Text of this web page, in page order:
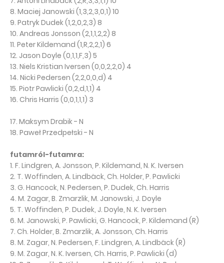
8. Maciej Janowski (1,3,2,3,0,1) 10
9. Patryk Dudek (1,2,0,2,3) 8
10. Andreas Jonsson (2,1,1,2,2) 8
11. Peter Kildemand (1,R,2,2,1) 6
12. Jason Doyle (0,1,1,F,3) 5
13. Niels Kristian Iversen (0,0,2,2,0) 4
14. Nicki Pedersen (2,2,0,0,d) 4
15. Piotr Pawlicki (0,2,d,1,1) 4
16. Chris Harris (0,0,1,1,1) 3
17. Maksym Drabik - N
18. Paweł Przedpełski - N
futamról-futamra:
1. F. Lindgren, A. Jonsson, P. Kildemand, N. K. Iversen
2. T. Woffinden, A. Lindbäck, Ch. Holder, P. Pawlicki
3. G. Hancock, N. Pedersen, P. Dudek, Ch. Harris
4. M. Zagar, B. Zmarzlik, M. Janowski, J. Doyle
5. T. Woffinden, P. Dudek, J. Doyle, N. K. Iversen
6. M. Janowski, P. Pawlicki, G. Hancock, P. Kildemand (R)
7. Ch. Holder, B. Zmarzlik, A. Jonsson, Ch. Harris
8. M. Zagar, N. Pedersen, F. Lindgren, A. Lindbäck (R)
9. M. Zagar, N. K. Iversen, Ch. Harris, P. Pawlicki (d)